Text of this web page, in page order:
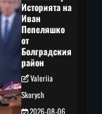
Историята на
Иван
Пепеляшко
от
Болградския
район
Valeriia
Skorych
2026-08-06